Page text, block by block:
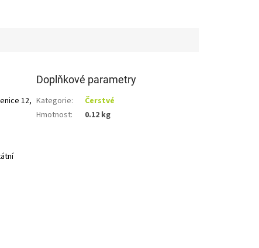
12,
Doplňkové parametry
Kategorie:
Čerstvé
Hmotnost: 0.12 kg